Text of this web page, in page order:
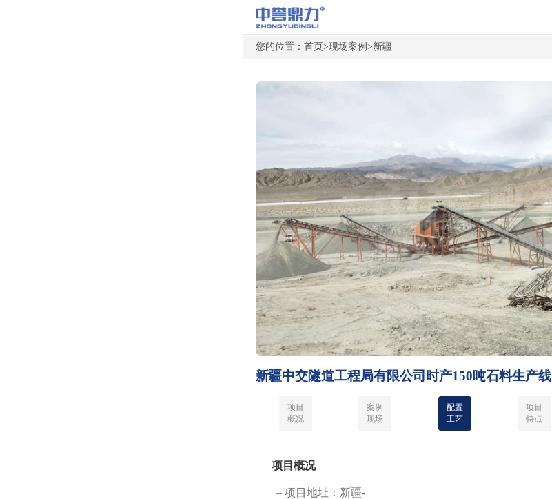
您的位置：首页>现场案例>新疆
新疆中交隧道工程局有限公司时产150吨石料生产线
项目
概况
案例
现场
配置
工艺
项目
特点
项目概况
– 项目地址：新疆-